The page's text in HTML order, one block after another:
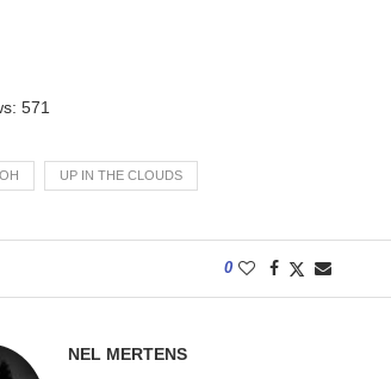
571
UP IN THE CLOUDS
0
NEL MERTENS